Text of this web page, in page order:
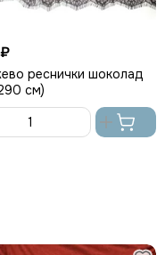
реснички шоколад
см)